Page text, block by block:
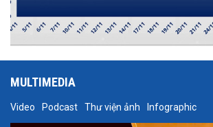
MULTIMEDIA
Video Podcast Thư viện ảnh Infographic